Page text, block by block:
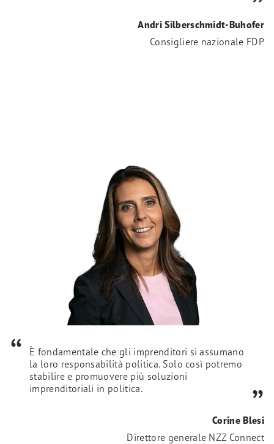
Andri Silberschmidt-Buhofer
Consigliere nazionale FDP
È fondamentale che gli imprenditori si assumano
la loro responsabilità politica. Solo così potremo
stabilire e promuovere più soluzioni
imprenditoriali in politica.
Corine Blesi
Direttore generale NZZ Connect